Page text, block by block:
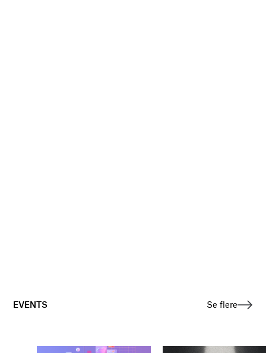
EVENTS Se flere